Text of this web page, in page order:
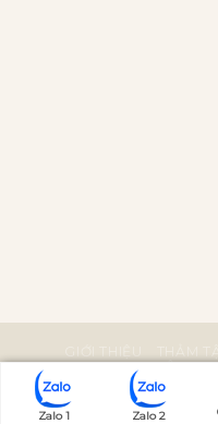
THẢM
PHỤ KIỆN
Bản quyền
Zalo 1 Zalo 2